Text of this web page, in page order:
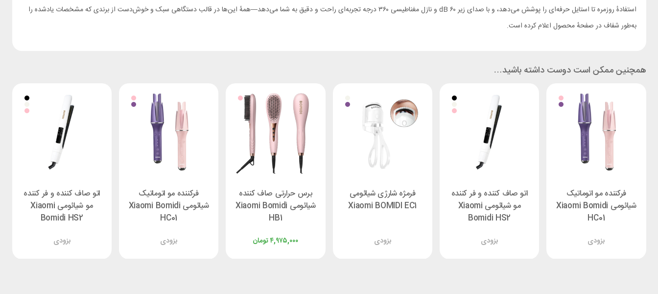
استفادهٔ روزمره تا استایل حرفه‌ای را پوشش می‌دهد، و با صدای زیر ۶۰ dB و نازل مغناطیسی ۳۶۰ درجه تجربه‌ای راحت و دقیق به شما می‌دهد—همهٔ این‌ها در قالب دستگاهی سبک و خوش‌دست از برندی که مشخصات یادشده را
به‌طور شفاف در صفحهٔ محصول اعلام کرده است.
همچنین ممکن است دوست داشته باشید…
فرکننده مو اتوماتیک
شیائومی Xiaomi Bomidi
HC01
بزودی
اتو صاف کننده و فر کننده
مو شیائومی Xiaomi
Bomidi HS2
بزودی
فرمژه شارژی شیائومی
Xiaomi BOMIDI EC1
بزودی
برس حرارتی صاف کننده
شیائومی Xiaomi Bomidi
HB1
تومان۴,۹۷۵,۰۰۰
فرکننده مو اتوماتیک
شیائومی Xiaomi Bomidi
HC01
بزودی
اتو صاف کننده و فر کننده
مو شیائومی Xiaomi
Bomidi HS2
بزودی